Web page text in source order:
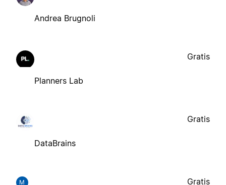
Andrea Brugnoli
Planners Lab
Gratis
DataBrains
Gratis
M Gratis